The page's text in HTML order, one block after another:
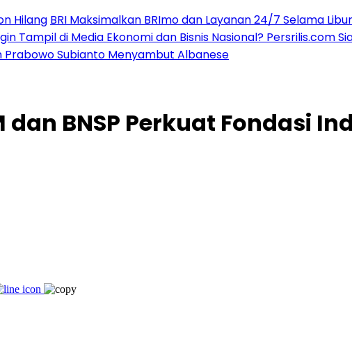
Hilang BRI Maksimalkan BRImo dan Layanan 24/7 Selama
Tampil di Media Ekonomi dan Bisnis Nasional? Persrilis.com
Prabowo Subianto Menyambut Albanese
dan BNSP Perkuat Fondasi